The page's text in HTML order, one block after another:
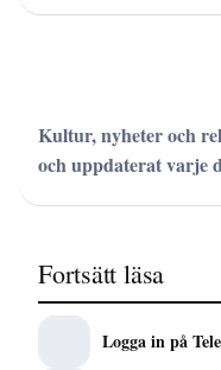
Kultur, nyheter och
och uppdaterat varje
Fortsätt läsa
Logga in på